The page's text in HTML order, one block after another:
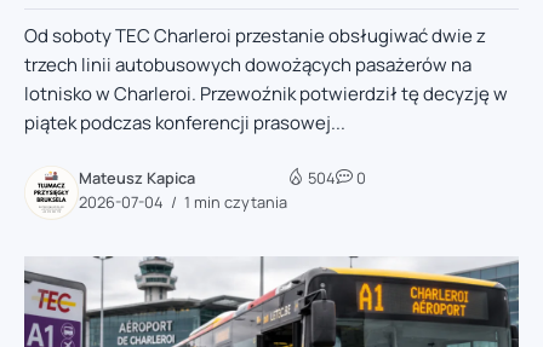
Od soboty TEC Charleroi przestanie obsługiwać dwie z
trzech linii autobusowych dowożących pasażerów na
lotnisko w Charleroi. Przewoźnik potwierdził tę decyzję w
piątek podczas konferencji prasowej...
Mateusz Kapica
2026-07-04
1 min czytania
504 0